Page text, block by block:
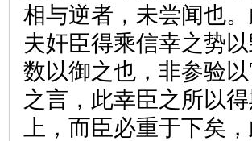
相与逆者，未尝闻也
夫奸臣得乘信幸之势
数以御之也，非参验
之言，此幸臣之所以
上，而臣必重于下矣